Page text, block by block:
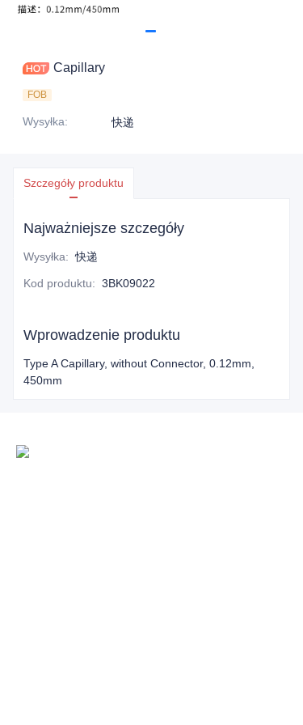
Capillary
FOB
Wysyłka: 快递
Szczegóły produktu
Najważniejsze szczegóły
Wysyłka: 快递
Kod produktu: 3BK09022
Wprowadzenie produktu
Type A Capillary, without Connector, 0.12mm,
450mm